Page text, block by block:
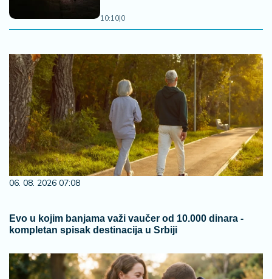
10:10|0
06. 08. 2026 07:08
Evo u kojim banjama važi vaučer od 10.000 dinara -
kompletan spisak destinacija u Srbiji